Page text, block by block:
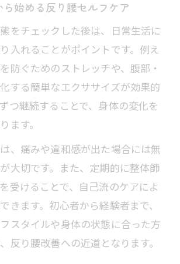
始める反り腰セルフケア
をチェックした後は、日常生活に
入れることがポイントです。例え
防ぐためのストレッチや、腹部・
する簡単なエクササイズが効果的
つ継続することで、身体の変化を
ます。
、痛みや違和感が出た場合には無
大切です。また、定期的に整体師
受けることで、自己流のケアによ
きます。初心者から経験者まで、
スタイルや身体の状態に合った方
反り腰改善への近道となります。